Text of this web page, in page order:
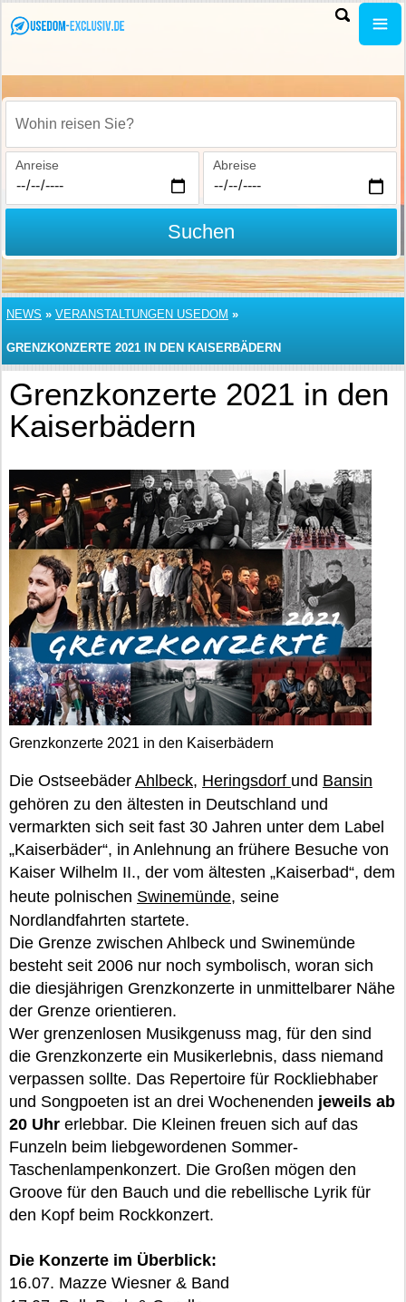
Wohin reisen Sie?
Anreise Abreise
Suchen
NEWS » VERANSTALTUNGEN USEDOM »
GRENZKONZERTE 2021 IN DEN KAISERBÄDERN
Grenzkonzerte 2021 in den
Kaiserbädern
Grenzkonzerte 2021 in den Kaiserbädern
Die Ostseebäder Ahlbeck, Heringsdorf und Bansin
gehören zu den ältesten in Deutschland und
vermarkten sich seit fast 30 Jahren unter dem Label
„Kaiserbäder“, in Anlehnung an frühere Besuche von
Kaiser Wilhelm II., der vom ältesten „Kaiserbad“, dem
heute polnischen Swinemünde, seine
Nordlandfahrten startete.
Die Grenze zwischen Ahlbeck und Swinemünde
besteht seit 2006 nur noch symbolisch, woran sich
die diesjährigen Grenzkonzerte in unmittelbarer Nähe
der Grenze orientieren.
Wer grenzenlosen Musikgenuss mag, für den sind
die Grenzkonzerte ein Musikerlebnis, dass niemand
verpassen sollte. Das Repertoire für Rockliebhaber
und Songpoeten ist an drei Wochenenden jeweils ab
20 Uhr erlebbar. Die Kleinen freuen sich auf das
Funzeln beim liebgewordenen Sommer-
Taschenlampenkonzert. Die Großen mögen den
Groove für den Bauch und die rebellische Lyrik für
den Kopf beim Rockkonzert.
Die Konzerte im Überblick:
16.07. Mazze Wiesner & Band